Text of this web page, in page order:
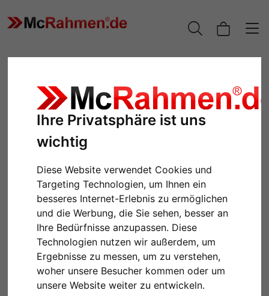
Ihre Privatsphäre ist uns
wichtig
Diese Website verwendet Cookies und
Targeting Technologien, um Ihnen ein
besseres Internet-Erlebnis zu ermöglichen
und die Werbung, die Sie sehen, besser an
Ihre Bedürfnisse anzupassen. Diese
Technologien nutzen wir außerdem, um
Ergebnisse zu messen, um zu verstehen,
woher unsere Besucher kommen oder um
unsere Website weiter zu entwickeln.
Zurück